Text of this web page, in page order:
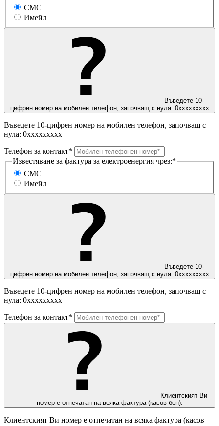
СМС
Имейл
Въведете 10-
цифрен номер на мобилен телефон, започващ с нула: 0ххххххххх
Въведете 10-цифрен номер на мобилен телефон, започващ с
нула: 0ххххххххх
Телефон за контакт*
Известяване за фактура за електроенергия чрез:*
СМС
Имейл
Въведете 10-
цифрен номер на мобилен телефон, започващ с нула: 0ххххххххх
Въведете 10-цифрен номер на мобилен телефон, започващ с
нула: 0ххххххххх
Телефон за контакт*
Клиентският Ви
номер е отпечатан на всяка фактура (касов бон).
Клиентският Ви номер е отпечатан на всяка фактура (касов